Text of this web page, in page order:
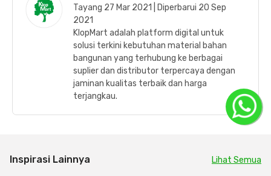
Tayang 27 Mar 2021 | Diperbarui 20 Sep
2021
KlopMart adalah platform digital untuk
solusi terkini kebutuhan material bahan
bangunan yang terhubung ke berbagai
suplier dan distributor terpercaya dengan
jaminan kualitas terbaik dan harga
terjangkau.
Inspirasi Lainnya Lihat Semua